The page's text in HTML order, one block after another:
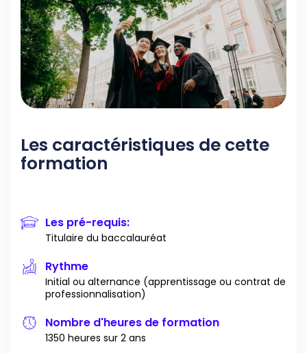
Les caractéristiques de cette
formation
Les pré-requis:
Titulaire du baccalauréat
Rythme
Initial ou alternance (apprentissage ou contrat de
professionnalisation)
Nombre d'heures de formation
1350 heures sur 2 ans